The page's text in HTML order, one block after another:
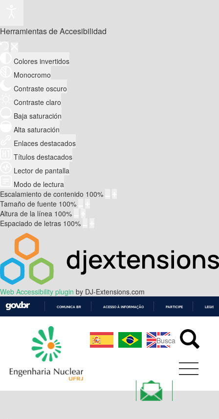
Herramientas de Accesibilidad
Colores invertidos
Monocromo
Contraste oscuro
Contraste claro
Baja saturación
Alta saturación
Enlaces destacados
Títulos destacados
Lector de pantalla
Modo de lectura
Escalamiento de contenido 100%
Tamaño de fuente 100%
Altura de la línea 100%
Espaciado de letras 100%
Web Accessibility plugin by DJ-Extensions.com
CONTEÚDO
COMUNICA BR ACESSO À INFORMAÇÃO PARTICIPE